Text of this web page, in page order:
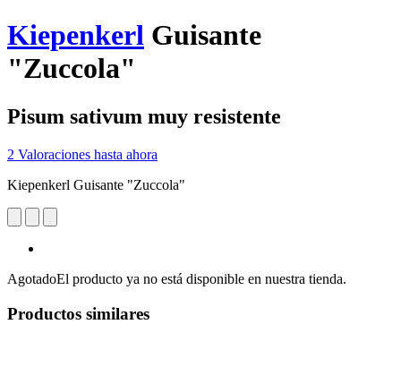
Kiepenkerl Guisante
"Zuccola"
Pisum sativum muy resistente
2 Valoraciones hasta ahora
Kiepenkerl Guisante "Zuccola"
AgotadoEl producto ya no está disponible en nuestra tienda.
Productos similares